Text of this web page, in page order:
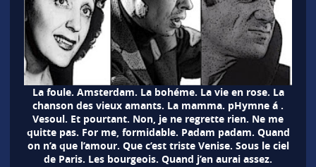
La foule. Amsterdam. La bohéme. La vie en rose. La
chanson des vieux amants. La mamma. pHymne á .
Vesoul. Et pourtant. Non, je ne regrette rien. Ne me
quitte pas. For me, formidable. Padam padam. Quand
on n’a que l’amour. Que c’est triste Venise. Sous le ciel
de Paris. Les bourgeois. Quand j’en aurai assez.